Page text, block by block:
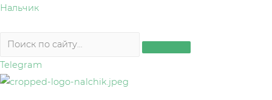
Перейти
содержимому
Нальчик
Telegram